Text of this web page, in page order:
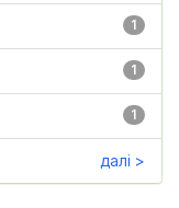
1
1
1
далі >